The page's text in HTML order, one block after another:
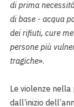
di prima
di base - acqua
dei rifiuti, cure
persone più
tragiche».
Le violenze
dall’inizio